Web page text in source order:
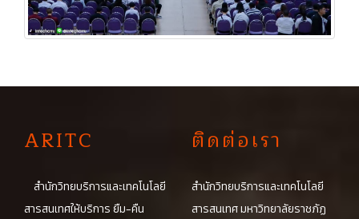
ARITC
สำนักวิทยบริการและเทคโนโลยี
สารสนเทศให้บริการ ยืม-คืน
ติดต่อเรา
สำนักวิทยบริการและเทคโนโลยี
สารสนเทศ มหาวิทยาลัยราชภัฏ